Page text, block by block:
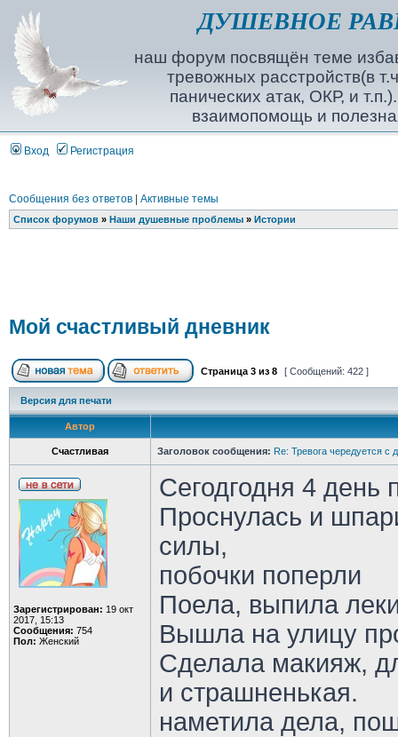
ДУШЕВНОЕ
наш форум посвящён теме
тревожных расстройств(в
панических атак, ОКР, и
взаимопомощь и
Вход Регистрация
Сообщения без ответов| Активные темы
Список форумов» Наши душевные проблемы» Истории
Мой счастливый дневник
Страница 3из 8 [ Сообщений: 422 ]
Версия для печати
Автор
Счастливая Заголовок сообщения: Re: Тревога чередуется с
Зарегистрирован: 19 окт
2017, 15:13
Сообщения: 754
Пол: Женский
Сегодгодня 4 день
Проснулась и
силы,
побочки поперли
Поела, выпила
Вышла на улицу
Сделала макияж,
и страшненькая.
наметила дела,